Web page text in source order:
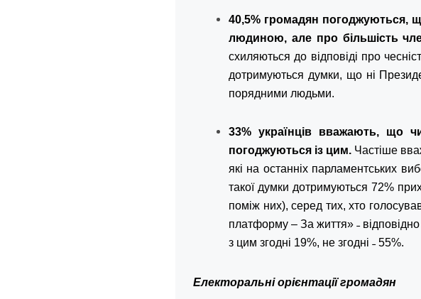
40,5% громадян погоджуються,
людиною, але про більшість
схиляються до відповіді про
дотримуються думки, що ні
порядними людьми.
33% українців вважають, що
погоджуються із цим. Частіше
які на останніх парламентських
такої думки дотримуються 72%
поміж них), серед тих, хто
платформу – За життя» ˗
з цим згодні 19%, не згодні ˗ 55%.
Електоральні орієнтації громадян